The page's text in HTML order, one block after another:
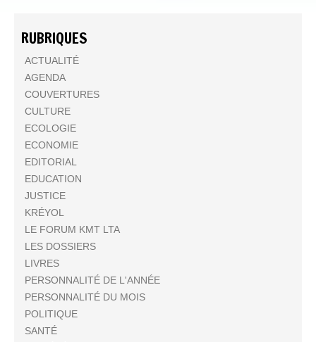
RUBRIQUES
ACTUALITÉ
AGENDA
COUVERTURES
CULTURE
ECOLOGIE
ECONOMIE
EDITORIAL
EDUCATION
JUSTICE
KRÉYOL
LE FORUM KMT LTA
LES DOSSIERS
LIVRES
PERSONNALITÉ DE L'ANNÉE
PERSONNALITÉ DU MOIS
POLITIQUE
SANTÉ